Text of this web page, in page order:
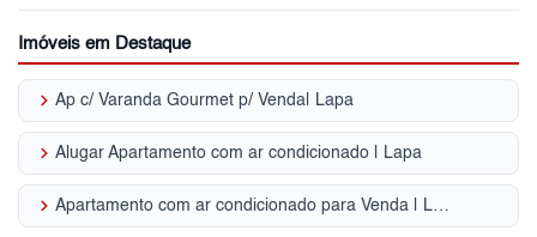
Imóveis em Destaque
keyboard_arrow_right Ap c/ Varanda Gourmet p/ Venda| Lapa
keyboard_arrow_right Alugar Apartamento com ar condicionado | Lapa
keyboard_arrow_right Apartamento com ar condicionado para Venda | Lapa